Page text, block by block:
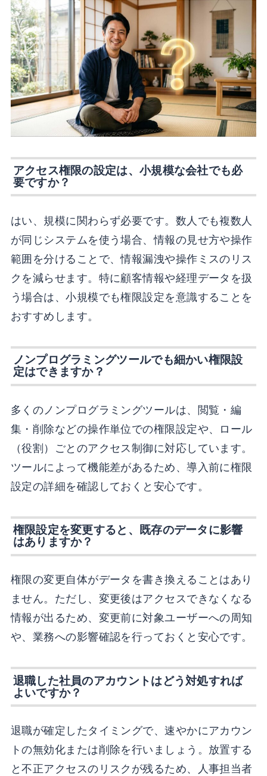
アクセス権限の設定は、小規模な会社でも必
要ですか？
はい、規模に関わらず必要です。数人でも複数人
が同じシステムを使う場合、情報の見せ方や操作
範囲を分けることで、情報漏洩や操作ミスのリス
クを減らせます。特に顧客情報や経理データを扱
う場合は、小規模でも権限設定を意識することを
おすすめします。
ノンプログラミングツールでも細かい権限設
定はできますか？
多くのノンプログラミングツールは、閲覧・編
集・削除などの操作単位での権限設定や、ロール
（役割）ごとのアクセス制御に対応しています。
ツールによって機能差があるため、導入前に権限
設定の詳細を確認しておくと安心です。
権限設定を変更すると、既存のデータに影響
はありますか？
権限の変更自体がデータを書き換えることはあり
ません。ただし、変更後はアクセスできなくなる
情報が出るため、変更前に対象ユーザーへの周知
や、業務への影響確認を行っておくと安心です。
退職した社員のアカウントはどう対処すれば
よいですか？
退職が確定したタイミングで、速やかにアカウン
トの無効化または削除を行いましょう。放置する
と不正アクセスのリスクが残るため、人事担当者